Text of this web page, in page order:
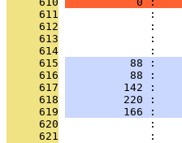
     611
:
     612
:
     613
:
     614
:
     615
88 :
     616
88 :
     617
142 :
     618
220 :
     619
166 :
     620
:
     621
: